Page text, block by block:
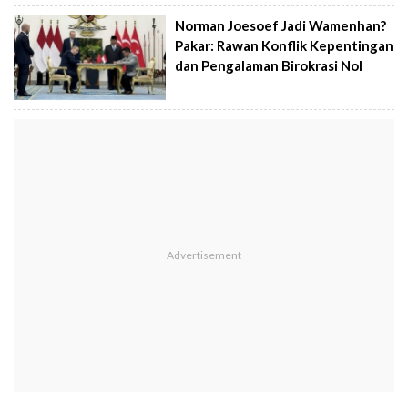
Norman Joesoef Jadi Wamenhan?
Pakar: Rawan Konflik Kepentingan
dan Pengalaman Birokrasi Nol